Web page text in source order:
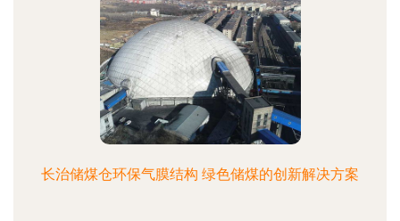
长治储煤仓环保气膜结构 绿色储煤的创新解决方案